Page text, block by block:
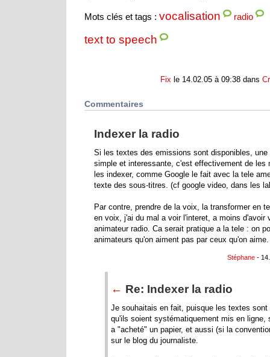
Mots clés et tags : vocalisation radio
text to speech
Fix le 14.02.05 à 09:38 dans
Commentaires
Indexer la radio
Si les textes des emissions sont disponibles, une
simple et interessante, c'est effectivement de les
les indexer, comme Google le fait avec la tele
texte des sous-titres. (cf google video, dans les
Par contre, prendre de la voix, la transformer en
en voix, j'ai du mal a voir l'interet, a moins d'avoir
animateur radio. Ca serait pratique a la tele : on
animateurs qu'on aiment pas par ceux qu'on
Stéphane -
← Re: Indexer la radio
Je souhaitais en fait, puisque les textes
qu'ils soient systématiquement mis en ligne,
a "acheté" un papier, et aussi (si la
sur le blog du journaliste.